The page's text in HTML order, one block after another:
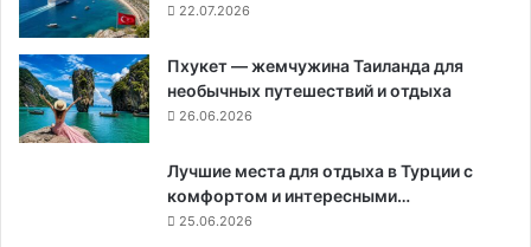
22.07.2026
Пхукет — жемчужина Таиланда для
необычных путешествий и отдыха
26.06.2026
Лучшие места для отдыха в Турции с
комфортом и интересными…
25.06.2026